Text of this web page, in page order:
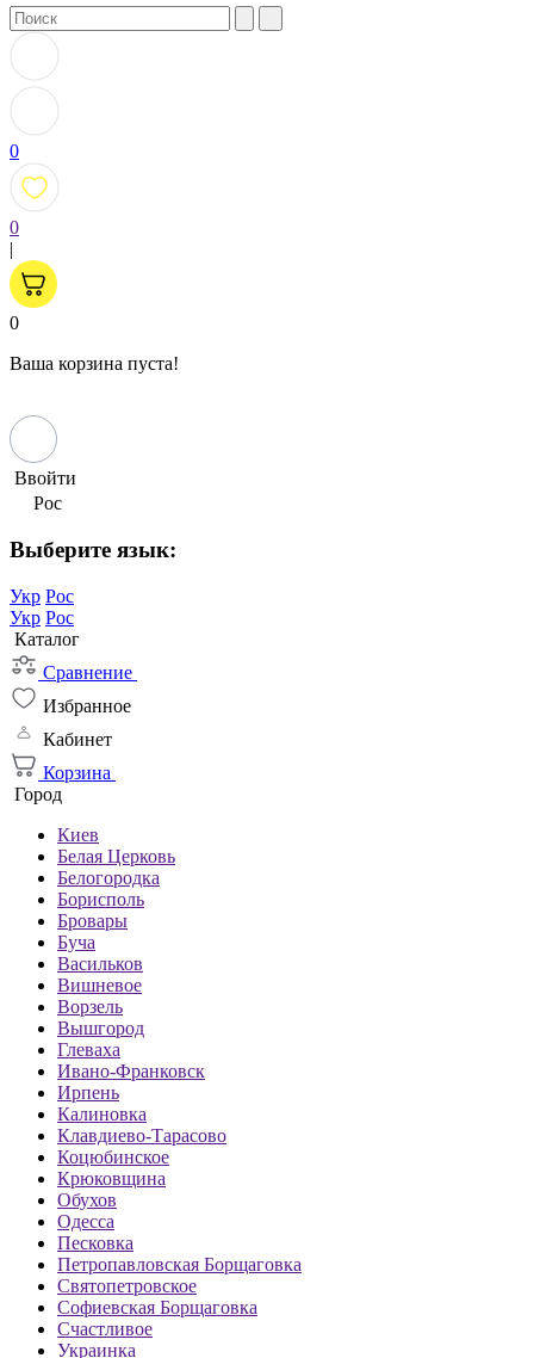
0
0
|
0
Ваша корзина пуста!
Ввойти
Рос
Выберите язык:
Укр Рос
Укр Рос
Каталог
Сравнение
Избранное
Кабинет
Корзина
Город
Киев
Белая Церковь
Белогородка
Борисполь
Бровары
Буча
Васильков
Вишневое
Ворзель
Вышгород
Глеваха
Ивано-Франковск
Ирпень
Калиновка
Клавдиево-Тарасово
Коцюбинское
Крюковщина
Обухов
Одесса
Песковка
Петропавловская Борщаговка
Святопетровское
Софиевская Борщаговка
Счастливое
Украинка